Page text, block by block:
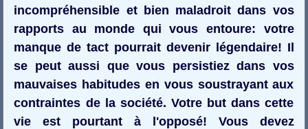
incompréhensible et bien maladroit dans vos
rapports au monde qui vous entoure: votre
manque de tact pourrait devenir légendaire! Il
se peut aussi que vous persistiez dans vos
mauvaises habitudes en vous soustrayant aux
contraintes de la société. Votre but dans cette
vie est pourtant à l'opposé! Vous devez